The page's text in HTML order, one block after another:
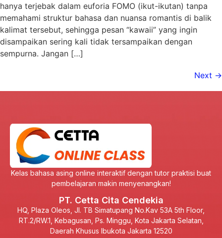
hanya terjebak dalam euforia FOMO (ikut-ikutan) tanpa
memahami struktur bahasa dan nuansa romantis di balik
kalimat tersebut, sehingga pesan “kawaii” yang ingin
disampaikan sering kali tidak tersampaikan dengan
sempurna. Jangan […]
Next →
Kelas bahasa asing online interaktif dengan tutor praktisi buat
pembelajaran makin menyenangkan!
PT. Cetta Cita Cendekia
HQ, Plaza Oleos, Jl. TB Simatupang No.Kav 53A 5th Floor,
RT.2/RW.1, Kebagusan, Ps. Minggu, Kota Jakarta Selatan,
Daerah Khusus Ibukota Jakarta 12520